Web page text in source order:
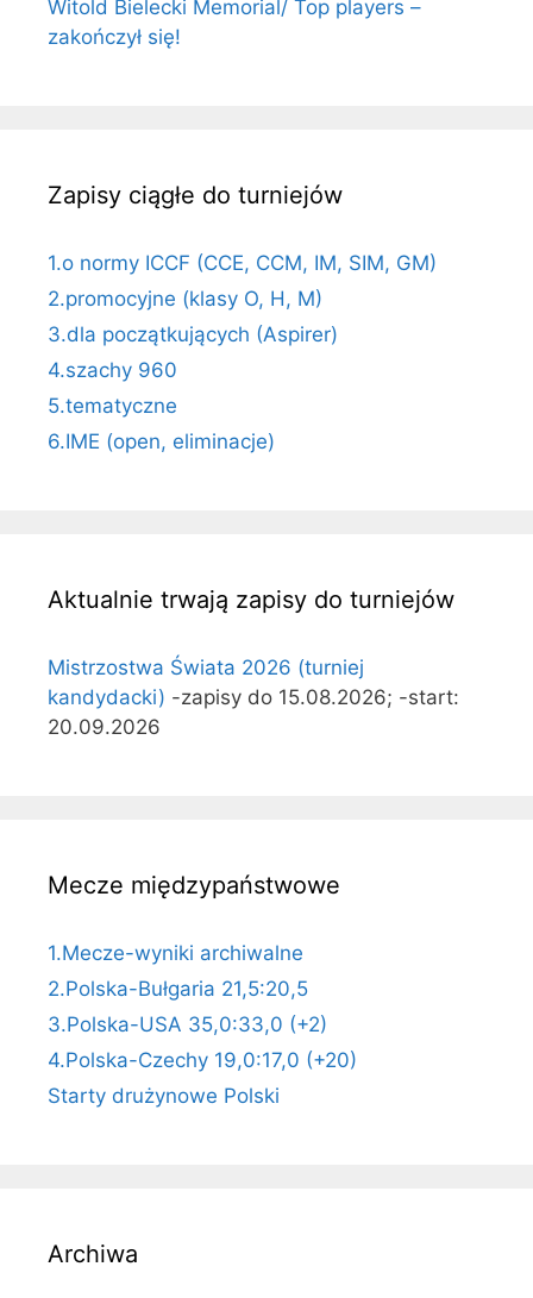
Witold Bielecki Memorial/ Top players –
zakończył się!
Zapisy ciągłe do turniejów
1.o normy ICCF (CCE, CCM, IM, SIM, GM)
2.promocyjne (klasy O, H, M)
3.dla początkujących (Aspirer)
4.szachy 960
5.tematyczne
6.IME (open, eliminacje)
Aktualnie trwają zapisy do turniejów
Mistrzostwa Świata 2026 (turniej
kandydacki) -zapisy do 15.08.2026; -start:
20.09.2026
Mecze międzypaństwowe
1.Mecze-wyniki archiwalne
2.Polska-Bułgaria 21,5:20,5
3.Polska-USA 35,0:33,0 (+2)
4.Polska-Czechy 19,0:17,0 (+20)
Starty drużynowe Polski
Archiwa